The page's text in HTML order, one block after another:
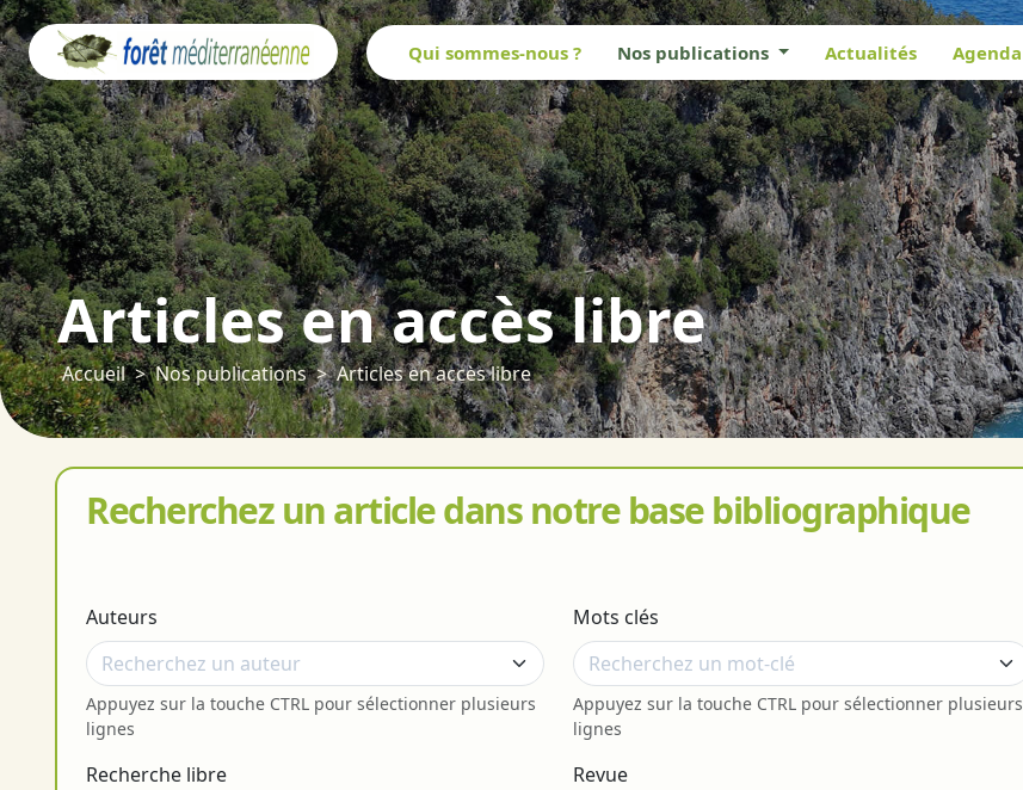
Qui sommes-nous ? Nos publications Actualités Agenda
Articles en accès libre
Accueil Nos publications Articles en accès libre
Recherchez un article dans notre base bibliographique
Auteurs
Appuyez sur la touche CTRL pour sélectionner plusieurs
lignes
Mots clés
Appuyez sur la touche CTRL pour sélectionner plusieurs
lignes
Recherche libre Revue
Panneau de gestion des cookies